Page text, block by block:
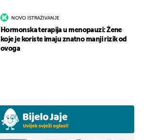
NOVO ISTRAŽIVANJE
Hormonska terapija u menopauzi: Žene
koje je koriste imaju znatno manji rizik od
ovoga